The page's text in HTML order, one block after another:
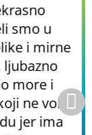
smo u
i mirne
ljubazno
more i
ne vole
jer ima